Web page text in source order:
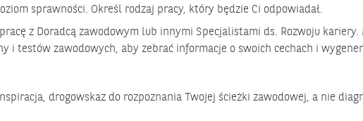
sprawności. Określ rodzaj pracy, który będzie Ci odpowiadał.
z Doradcą zawodowym lub innymi Specjalistami ds. Rozwoju kariery.
i testów zawodowych, aby zebrać informacje o swoich cechach i
drogowskaz do rozpoznania Twojej ścieżki zawodowej, a nie